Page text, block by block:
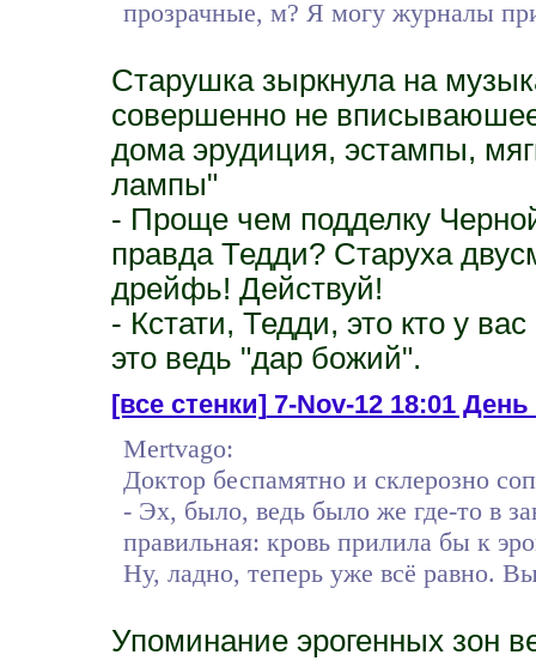
прозрачные, м? Я могу журналы
Старушка зыркнула на
совершенно не
дома эрудиция, эстампы,
лампы"
- Проще чем подделку
правда Тедди? Старуха
дрейфь! Действуй!
- Кстати, Тедди, это кто у
это ведь "дар божий".
[все стенки]7-Nov-12 18:01
Mertvago:
Доктор беспамятно и склерозно
- Эх, было, ведь было же где-то в
правильная: кровь прилила бы к
Ну, ладно, теперь уже всё равно.
Упоминание эрогенных зон